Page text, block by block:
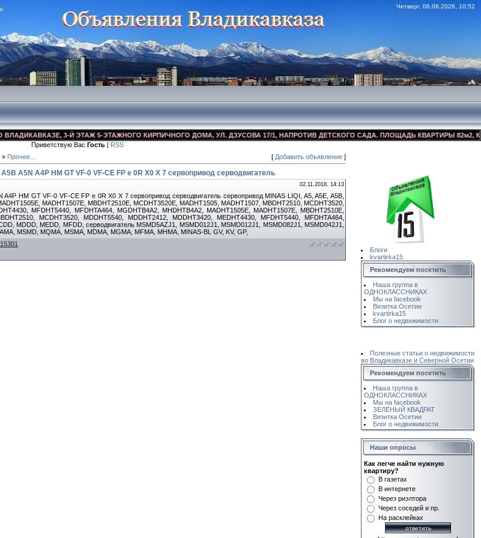
Четверг, 06.08.2026, 10:52
3-Й ЭТАЖ 5-ЭТАЖНОГО КИРПИЧНОГО ДОМА, УЛ. ДЗУСОВА 17/1, НАПРОТИВ ДЕТСКОГО САДА. ПЛОЩАДЬ КВАРТИРЫ 82м2,
Приветствую Вас Гость | RSS
» Прочее... [ Добавить объявление ]
A5N A4P HM GT VF-0 VF-CE FP e 0R X0 X 7 сервопривод серводвигатель
02.11.2018, 14:13
HM GT VF-0 VF-CE FP e 0R X0 X 7 сервопривод серводвигатель сервопривод MINAS LIQI, A5, A5E, A5B,
MADHT1507E, MBDHT2510E, MCDHT3520E, MADHT1505, MADHT1507, MBDHT2510, MCDHT3520,
MFDHT5440, MFDHTA464, MGDHTB4A2, MHDHTB4A2, MADHT1505E, MADHT1507E, MBDHT2510E,
MCDHT3520, MDDHT5540, MDDHT2412, MDDHT3420, MEDHT4430, MFDHT5440, MFDHTA464,
MDDD, MEDD, MFDD, серводвигатель MSMD5AZJ1, MSMD012J1, MSMD012J1, MSMD082J1, MSMD042J1,
MSMD, MQMA, MSMA, MDMA, MGMA, MFMA, MHMA, MINAS-BL GV, KV, GP,
Блоги
kvartirka15
Рекомендуем посетить
Наша группа в
ОДНОКЛАССНИКАХ
Мы на facebook
Визитка Осетии
kvartirka15
Блог о недвижимости
Полезные статьи о недвижимости
во Владикавказе и Северной Осетии
Рекомендуем посетить
Наша группа в
ОДНОКЛАССНИКАХ
Мы на facebook
ЗЕЛЁНЫЙ КВАДРАТ
Визитка Осетии
Блог о недвижимости
Наши опросы
Как легче найти нужную
квартиру?
В газетах
В интернете
Через риэлтора
Через соседей и пр.
На расклейках